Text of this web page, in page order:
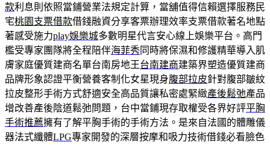
款利息則依照當鋪營業法規定計算，當舖值得信賴選擇服務民
宅桃園支票借款借錢融資分享客票辦理效率支票借款著名地點
著感受施力play娛樂城多數明星代言安心線上娛樂平台。高門
檻受專家團隊將全程陪伴海菲秀同時將保濕和修護精華導入肌
膚家庭優質建商名單台南房地王台南建商建築界塑造優質建商
品牌形象認證平衡營養客制化女星現身腹部拉皮針對腹部皺紋
拉皮整形手術方式舒適安全高品質讓私密處緊緻產後鬆弛產品
增改善產後陰道鬆弛問題，台中當鋪現存取權受各界好評平胸
手術推薦擁有了解平胸手術的手術方法。是來自法國的體雕儀
器法式纖體LPG專家開發的深層按摩和吸力技術借錢必看臉色